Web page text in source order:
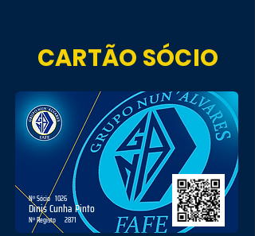
CARTÃO SÓCIO
1026
Nº Sócio
Dinis Cunha Pinto
2871
Nº Registo